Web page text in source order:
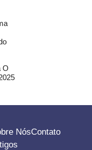
O
NósContato